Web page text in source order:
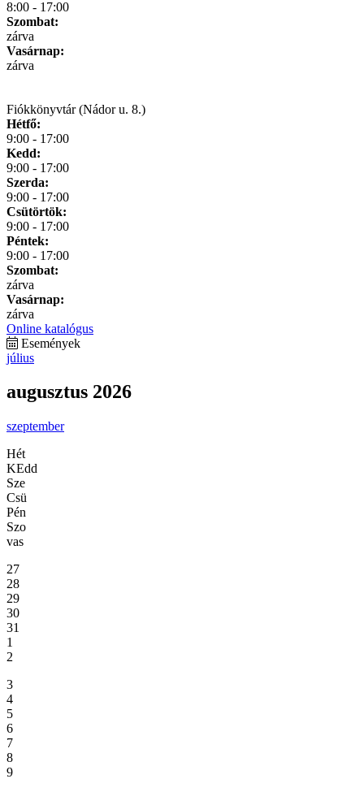
8:00 - 17:00
Szombat:
zárva
Vasárnap:
zárva
Fiókkönyvtár (Nádor u. 8.)
Hétfő:
9:00 - 17:00
Kedd:
9:00 - 17:00
Szerda:
9:00 - 17:00
Csütörtök:
9:00 - 17:00
Péntek:
9:00 - 17:00
Szombat:
zárva
Vasárnap:
zárva
Online katalógus
Események
július
augusztus 2026
szeptember
Hét
KEdd
Sze
Csü
Pén
Szo
vas
27
28
29
30
31
1
2
3
4
5
6
7
8
9